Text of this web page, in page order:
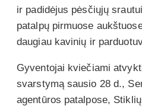
ir padidėjus pėsčiųjų
patalpų pirmuose
daugiau kavinių ir
Gyventojai kviečiami
svarstymą sausio 28 d.,
agentūros patalpose,